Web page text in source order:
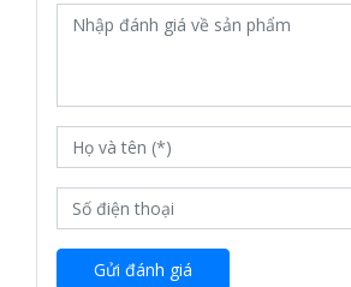
Gửi đánh giá